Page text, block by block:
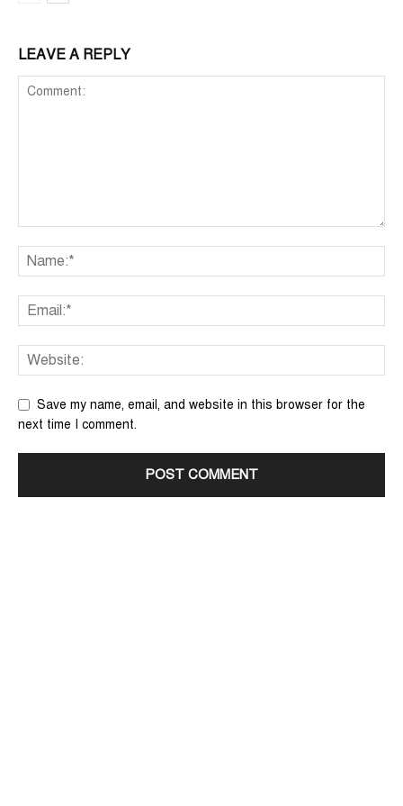
LEAVE A REPLY
Save my name, email, and website in this browser for the
next time I comment.